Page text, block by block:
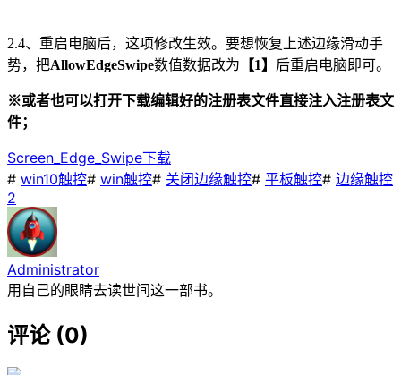
2.4、重启电脑后，这项修改生效。要想恢复上述边缘滑动手
势，把AllowEdgeSwipe数值数据改为 【1】 后重启电脑即可。
※或者也可以打开下载编辑好的注册表文件直接注入注册表文
件；
Screen_Edge_Swipe下载
# win10触控# win触控# 关闭边缘触控# 平板触控# 边缘触控
2
Administrator
用自己的眼睛去读世间这一部书。
评论 (0)